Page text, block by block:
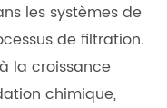
les systèmes de
de filtration.
la croissance
chimique,